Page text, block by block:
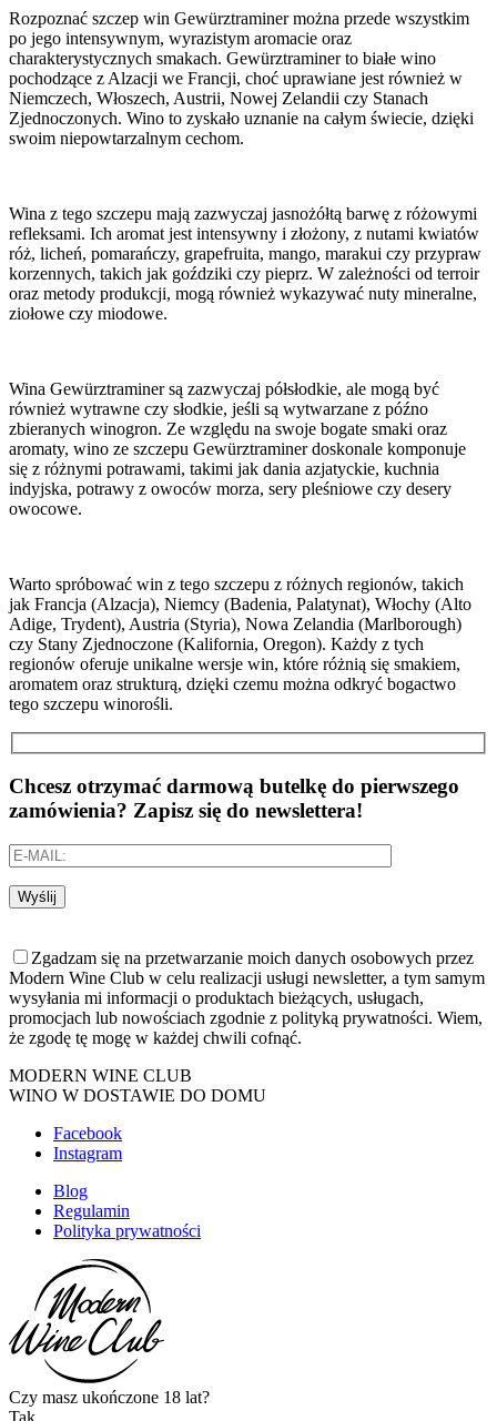
Rozpoznać szczep win Gewürztraminer można przede wszystkim
po jego intensywnym, wyrazistym aromacie oraz
charakterystycznych smakach. Gewürztraminer to białe wino
pochodzące z Alzacji we Francji, choć uprawiane jest również w
Niemczech, Włoszech, Austrii, Nowej Zelandii czy Stanach
Zjednoczonych. Wino to zyskało uznanie na całym świecie, dzięki
swoim niepowtarzalnym cechom.
Wina z tego szczepu mają zazwyczaj jasnożółtą barwę z różowymi
refleksami. Ich aromat jest intensywny i złożony, z nutami kwiatów
róż, licheń, pomarańczy, grapefruita, mango, marakui czy przypraw
korzennych, takich jak goździki czy pieprz. W zależności od terroir
oraz metody produkcji, mogą również wykazywać nuty mineralne,
ziołowe czy miodowe.
Wina Gewürztraminer są zazwyczaj półsłodkie, ale mogą być
również wytrawne czy słodkie, jeśli są wytwarzane z późno
zbieranych winogron. Ze względu na swoje bogate smaki oraz
aromaty, wino ze szczepu Gewürztraminer doskonale komponuje
się z różnymi potrawami, takimi jak dania azjatyckie, kuchnia
indyjska, potrawy z owoców morza, sery pleśniowe czy desery
owocowe.
Warto spróbować win z tego szczepu z różnych regionów, takich
jak Francja (Alzacja), Niemcy (Badenia, Palatynat), Włochy (Alto
Adige, Trydent), Austria (Styria), Nowa Zelandia (Marlborough)
czy Stany Zjednoczone (Kalifornia, Oregon). Każdy z tych
regionów oferuje unikalne wersje win, które różnią się smakiem,
aromatem oraz strukturą, dzięki czemu można odkryć bogactwo
tego szczepu winorośli.
Chcesz otrzymać darmową butelkę do pierwszego
zamówienia? Zapisz się do newslettera!
Wyślij
Zgadzam się na przetwarzanie moich danych osobowych przez
Modern Wine Club w celu realizacji usługi newsletter, a tym samym
wysyłania mi informacji o produktach bieżących, usługach,
promocjach lub nowościach zgodnie z polityką prywatności. Wiem,
że zgodę tę mogę w każdej chwili cofnąć.
MODERN WINE CLUB
WINO W DOSTAWIE DO DOMU
Facebook
Instagram
Blog
Regulamin
Polityka prywatności
Czy masz ukończone 18 lat?